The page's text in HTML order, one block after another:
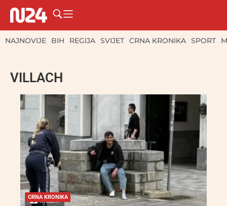
NAJNOVIJE BIH REGIJA SVIJET CRNA KRONIKA SPORT
VILLACH
CRNA KRONIKA